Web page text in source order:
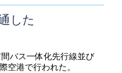
した
バス一体化先行線並び
空港で行われた。